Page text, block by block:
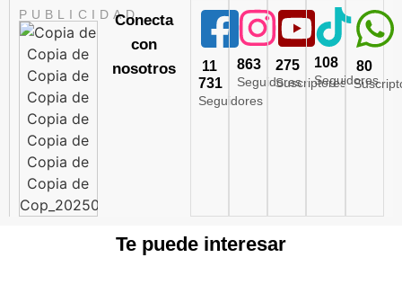
PUBLICIDADConecta
con
nosotros
11
731
Seguidores
863
Seguidores
275
Suscriptores
108
Seguidores
80
Te puede interesar